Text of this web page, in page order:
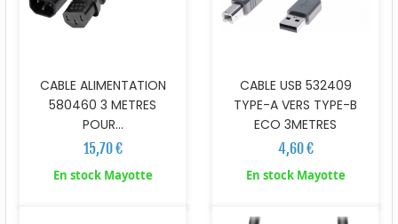
CABLE ALIMENTATION
580460 3 METRES
POUR...
15,70 €
En stock Mayotte
CABLE USB 532409
TYPE-A VERS TYPE-B
ECO 3METRES
4,60 €
En stock Mayotte